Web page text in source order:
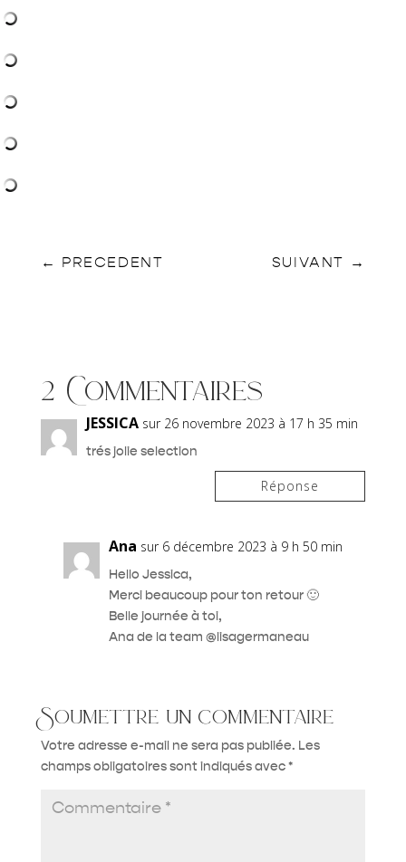
← PRECEDENT SUIVANT →
2 Commentaires
JESSICA sur 26 novembre 2023 à 17 h 35 min
trés jolie selection
Réponse
Ana sur 6 décembre 2023 à 9 h 50 min
Hello Jessica,
Merci beaucoup pour ton retour 🙂
Belle journée à toi,
Ana de la team @lisagermaneau
Soumettre un commentaire
Votre adresse e-mail ne sera pas publiée. Les
champs obligatoires sont indiqués avec*